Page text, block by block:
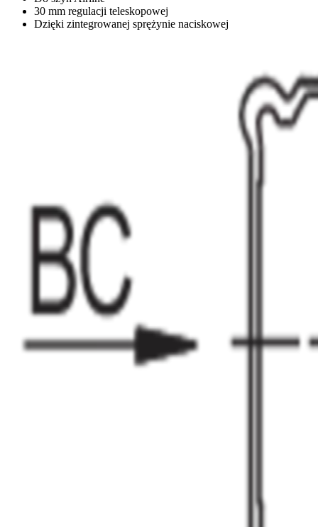
30 mm regulacji teleskopowej
Dzięki zintegrowanej sprężynie naciskowej